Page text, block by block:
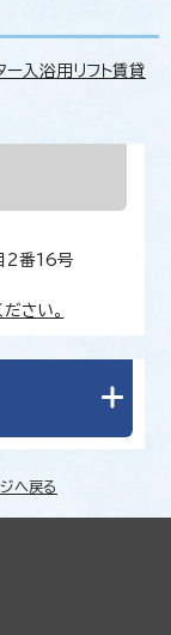
入浴用リフト賃貸
2番16号
さい。
へ戻る